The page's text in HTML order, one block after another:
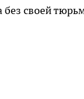
без своей